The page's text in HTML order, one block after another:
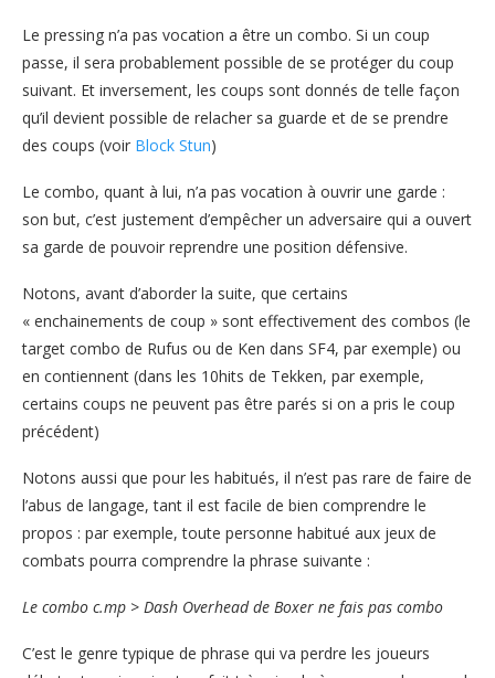
Le pressing n’a pas vocation a être un combo. Si un coup
passe, il sera probablement possible de se protéger du coup
suivant. Et inversement, les coups sont donnés de telle façon
qu’il devient possible de relacher sa guarde et de se prendre
des coups (voir Block Stun)
Le combo, quant à lui, n’a pas vocation à ouvrir une garde :
son but, c’est justement d’empêcher un adversaire qui a ouvert
sa garde de pouvoir reprendre une position défensive.
Notons, avant d’aborder la suite, que certains
« enchainements de coup » sont effectivement des combos (le
target combo de Rufus ou de Ken dans SF4, par exemple) ou
en contiennent (dans les 10hits de Tekken, par exemple,
certains coups ne peuvent pas être parés si on a pris le coup
précédent)
Notons aussi que pour les habitués, il n’est pas rare de faire de
l’abus de langage, tant il est facile de bien comprendre le
propos : par exemple, toute personne habitué aux jeux de
combats pourra comprendre la phrase suivante :
Le combo c.mp > Dash Overhead de Boxer ne fais pas combo
C’est le genre typique de phrase qui va perdre les joueurs